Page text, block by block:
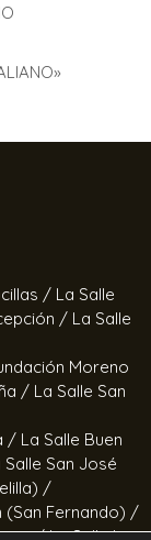
/ La Salle
/ La Salle
Moreno
/ La Salle San
/ La Salle Buen
Salle San José
/
(San Fernando) /